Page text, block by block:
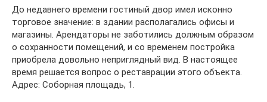
До недавнего времени гостиный двор имел исконно
торговое значение: в здании располагались офисы и
магазины. Арендаторы не заботились должным образом
о сохранности помещений, и со временем постройка
приобрела довольно неприглядный вид. В настоящее
время решается вопрос о реставрации этого объекта.
Адрес: Соборная площадь, 1.